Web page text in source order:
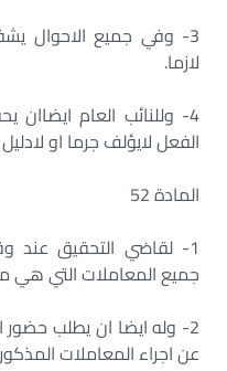
3- وفي جميع الاحوال
لازما.
4- وللنائب العام ايضاان
الفعل لايؤلف جرما او
المادة 52
1- لقاضي التحقيق عند
جميع المعاملات التي هي
2- وله ايضا ان يطلب
عن اجراء المعاملات